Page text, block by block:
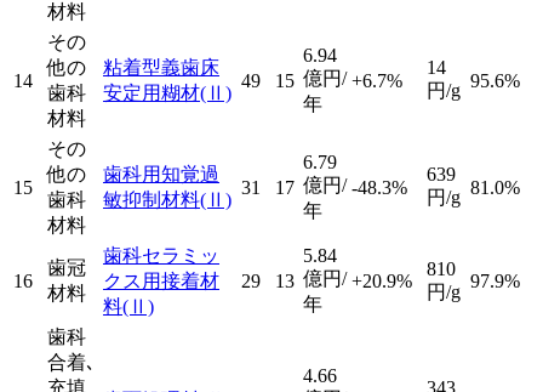
材料
14
その
他の
歯科
材料
粘着型義歯床
安定用糊材(Ⅱ)
49 15
6.94
億円/
年
+6.7%
14
円/g 95.6%
15
その
他の
歯科
材料
歯科用知覚過
敏抑制材料(Ⅱ)
31 17
6.79
億円/
年
-48.3%
639
円/g 81.0%
16
歯冠
材料
歯科セラミッ
クス用接着材
料(Ⅱ)
29 13
5.84
億円/
年
+20.9%
810
円/g
97.9%
歯科
合着､
4.66